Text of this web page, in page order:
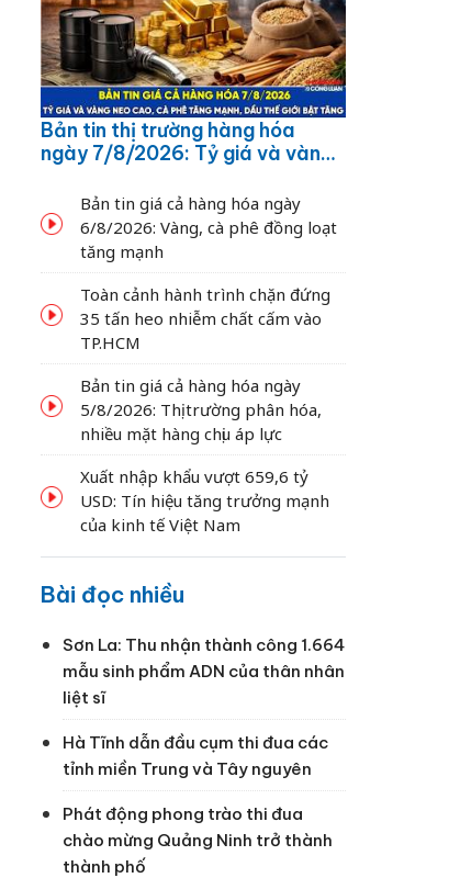
Bản tin thị trường hàng hóa
ngày 7/8/2026: Tỷ giá và vàng
dầu thế giới bật tăng
Bản tin giá cả hàng hóa ngày
6/8/2026: Vàng, cà phê đồng loạt
tăng mạnh
Toàn cảnh hành trình chặn đứng
35 tấn heo nhiễm chất cấm vào
TP.HCM
Bản tin giá cả hàng hóa ngày
5/8/2026: Thị trường phân hóa,
nhiều mặt hàng chịu áp lực
Xuất nhập khẩu vượt 659,6 tỷ
USD: Tín hiệu tăng trưởng mạnh
của kinh tế Việt Nam
Bài đọc nhiều
Sơn La: Thu nhận thành công 1.664
mẫu sinh phẩm ADN của thân nhân
liệt sĩ
Hà Tĩnh dẫn đầu cụm thi đua các
tỉnh miền Trung và Tây nguyên
Phát động phong trào thi đua
chào mừng Quảng Ninh trở thành
thành phố